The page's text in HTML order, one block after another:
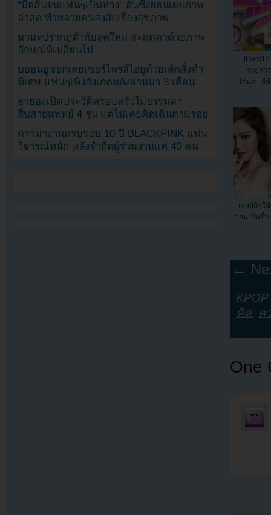
รายกา
ได้แก่...อี
เจสสิก้าใ
วอนเป็นชื่อ
←
คิด, ค
One
“มือสั่นจนแฟนๆเป็นห่วง” ฮันซึงยอนเผยภาพ
ล่าสุด ทำหลายคนสงสัยเรื่องสุขภาพ
นานะปรากฏตัวกับลุคใหม่ สะดุดตาด้วยภาพ
ลักษณ์ที่เปลี่ยนไป
บยอนอูซอกเคยเซอร์ไพรส์ไอยูด้วยเค้กสั่งทำ
พิเศษ แฟนๆเพิ่งสังเกตหลังผ่านมา 3 เดือน
ฮายองเปิดประวัติครอบครัวไม่ธรรมดา
สืบสายแพทย์ 4 รุ่น แต่ไม่เคยคิดเดินตามรอย
ดราม่างานครบรอบ 10 ปี BLACKPINK แฟน
วิจารณ์หนัก หลังจำกัดผู้ร่วมงานแค่ 40 คน